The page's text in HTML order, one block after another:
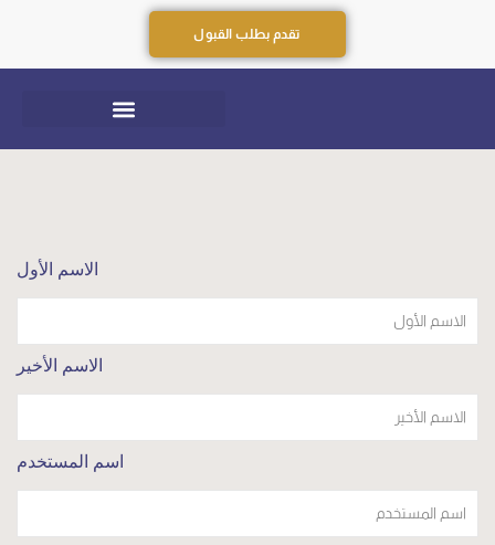
تقدم بطلب القبول
الاسم الأول
الاسم الأخير
اسم المستخدم